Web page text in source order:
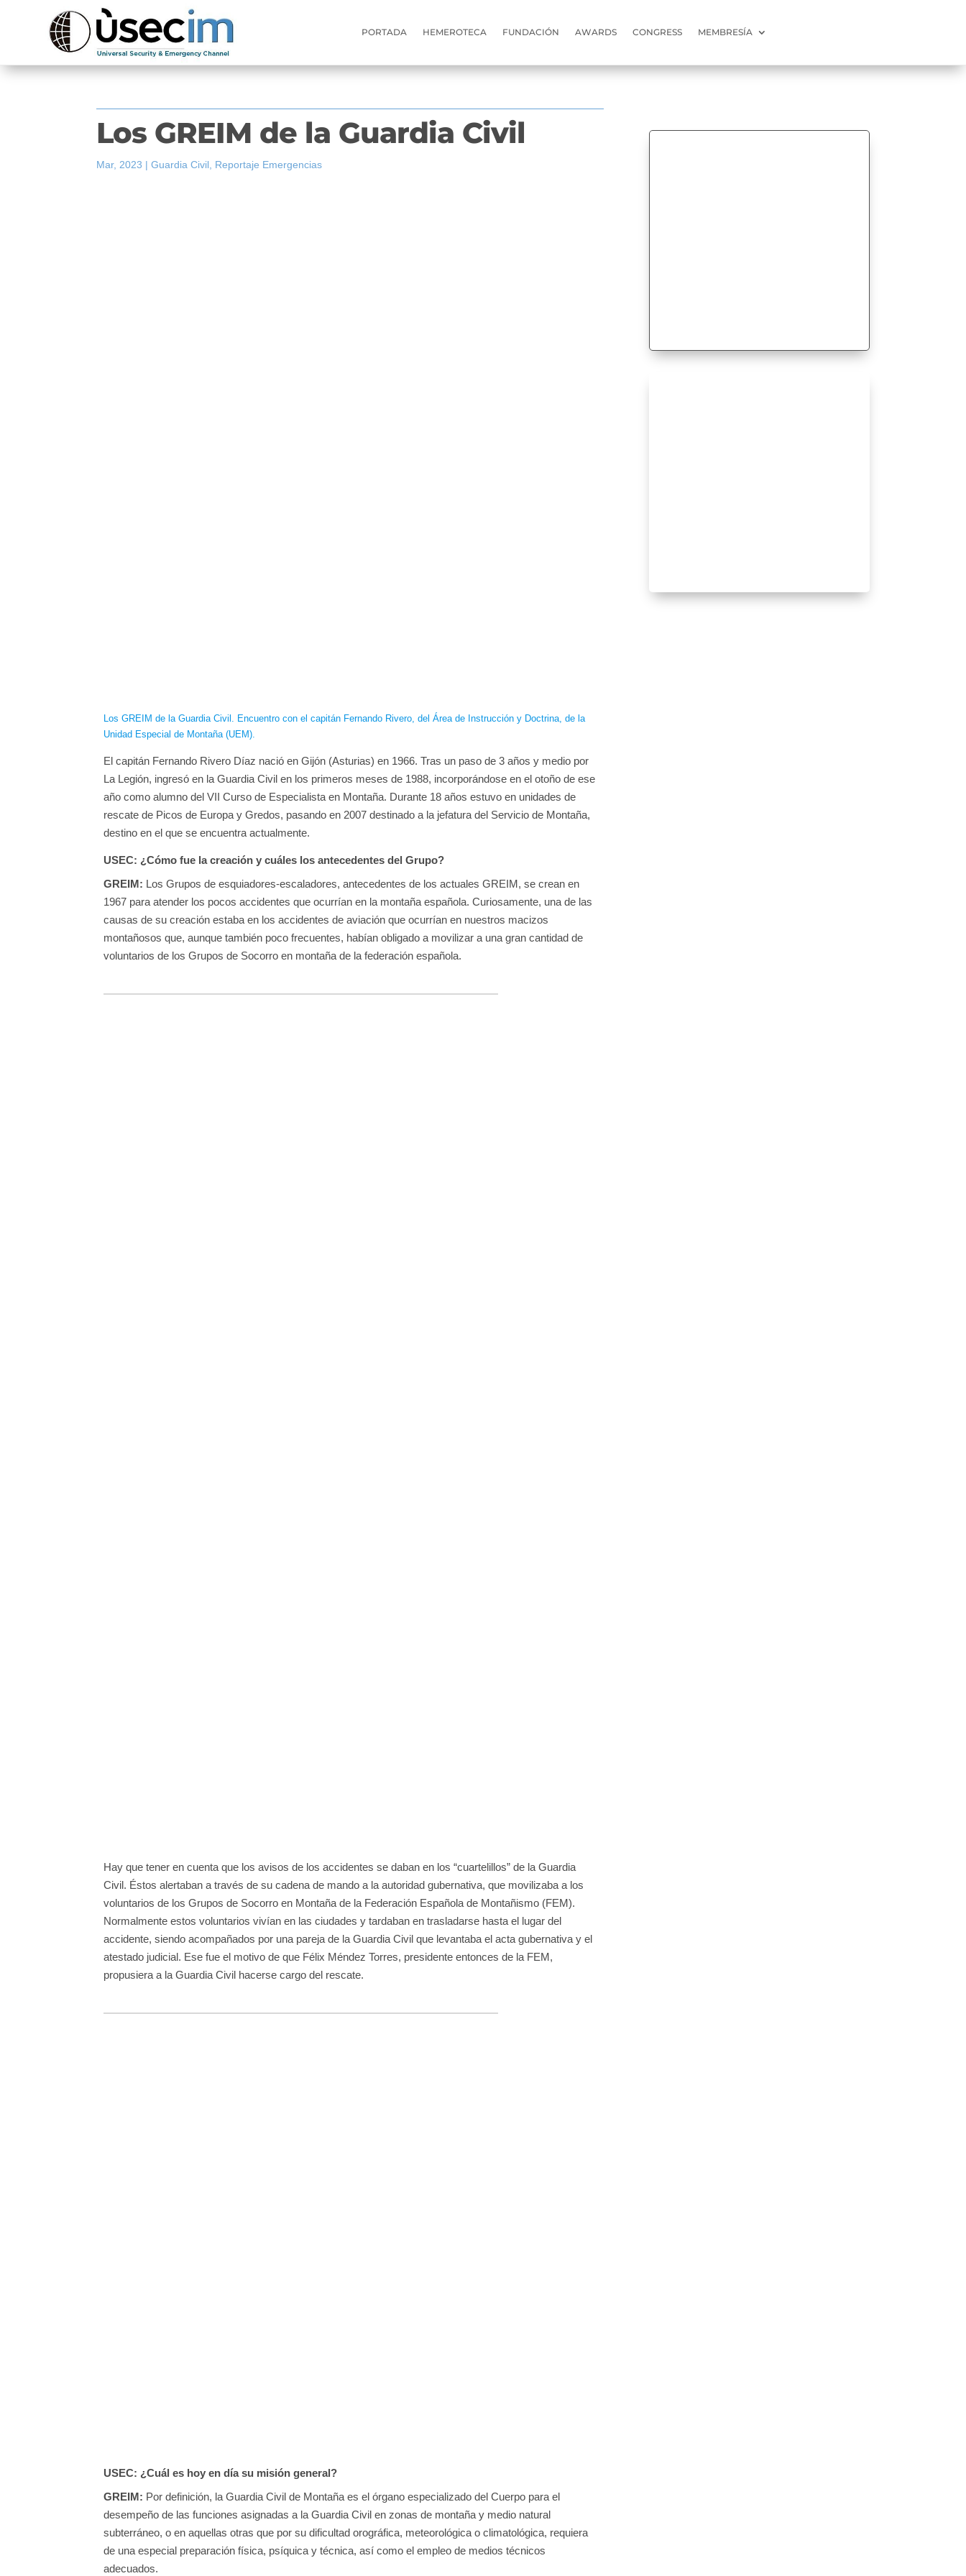
PORTADA HEMEROTECA FUNDACIÓN AWARDS CONGRESS MEMBRESÍA
Los GREIM de la Guardia Civil
Mar, 2023 |Guardia Civil Reportaje Emergencias
Los GREIM de la Guardia Civil. Encuentro con el capitán Fernando Rivero, del Área de Instrucción y Doctrina, de la
Unidad Especial de Montaña (UEM).
El capitán Fernando Rivero Díaz nació en Gijón (Asturias) en 1966. Tras un paso de 3 años y medio por
La Legión, ingresó en la Guardia Civil en los primeros meses de 1988, incorporándose en el otoño de ese
año como alumno del VII Curso de Especialista en Montaña. Durante 18 años estuvo en unidades de
rescate de Picos de Europa y Gredos, pasando en 2007 destinado a la jefatura del Servicio de Montaña,
destino en el que se encuentra actualmente.
USEC: ¿Cómo fue la creación y cuáles los antecedentes del Grupo?
GREIM: Los Grupos de esquiadores-escaladores, antecedentes de los actuales GREIM, se crean en
1967 para atender los pocos accidentes que ocurrían en la montaña española. Curiosamente, una de las
causas de su creación estaba en los accidentes de aviación que ocurrían en nuestros macizos
montañosos que, aunque también poco frecuentes, habían obligado a movilizar a una gran cantidad de
voluntarios de los Grupos de Socorro en montaña de la federación española.
Hay que tener en cuenta que los avisos de los accidentes se daban en los “cuartelillos” de la Guardia
Civil. Éstos alertaban a través de su cadena de mando a la autoridad gubernativa, que movilizaba a los
voluntarios de los Grupos de Socorro en Montaña de la Federación Española de Montañismo (FEM).
Normalmente estos voluntarios vivían en las ciudades y tardaban en trasladarse hasta el lugar del
accidente, siendo acompañados por una pareja de la Guardia Civil que levantaba el acta gubernativa y el
atestado judicial. Ese fue el motivo de que Félix Méndez Torres, presidente entonces de la FEM,
propusiera a la Guardia Civil hacerse cargo del rescate.
USEC: ¿Cuál es hoy en día su misión general?
GREIM: Por definición, la Guardia Civil de Montaña es el órgano especializado del Cuerpo para el
desempeño de las funciones asignadas a la Guardia Civil en zonas de montaña y medio natural
subterráneo, o en aquellas otras que por su dificultad orográfica, meteorológica o climatológica, requiera
de una especial preparación física, psíquica y técnica, así como el empleo de medios técnicos
adecuados.